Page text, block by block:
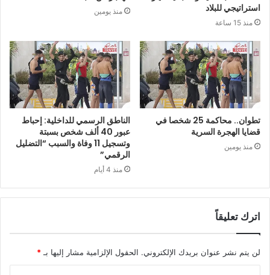
استراتيجي للبلاد
منذ 15 ساعة
منذ يومين
تطوان.. محاكمة 25 شخصا في
قضايا الهجرة السرية
منذ يومين
الناطق الرسمي للداخلية: إحباط
عبور 40 ألف شخص بسبتة
وتسجيل 11 وفاة والسبب “التضليل
الرقمي”
منذ 4 أيام
اترك تعليقاً
لن يتم نشر عنوان بريدك الإلكتروني. الحقول الإلزامية مشار إليها بـ *